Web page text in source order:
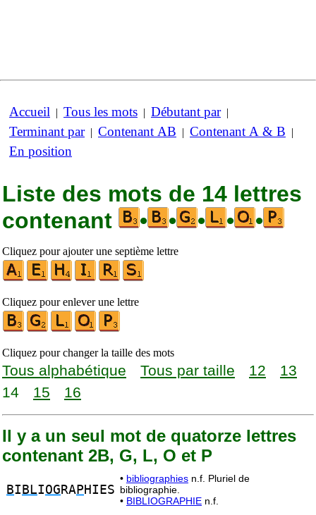
Accueil | Tous les mots | Débutant par|
Terminant par| Contenant AB | Contenant A & B |
En position
Liste des mots de 14 lettres
contenant
• • • • •
Cliquez pour ajouter une septième lettre
Cliquez pour enlever une lettre
Cliquez pour changer la taille des mots
Tous alphabétique Tous par taille 12
13
14
15 16
Il y a un seul mot de quatorze lettres
contenant 2B, G, L, O et P
BI BLIOG RAP HIES
• bibliographies n.f. Pluriel de
bibliographie.
• BIBLIOGRAPHIE n.f.